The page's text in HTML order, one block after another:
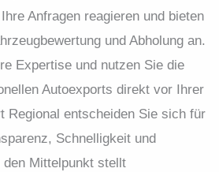
Anfragen reagieren und bieten
und Abholung an.
Expertise und nutzen Sie die
Autoexports direkt vor Ihrer
Regional entscheiden Sie sich für
Schnelligkeit und
den Mittelpunkt stellt